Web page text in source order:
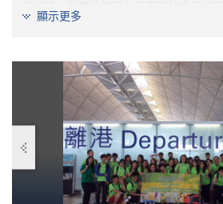
鹽業、乳品廠、茶博物館外，更與國立
學生參觀了不同的食品生產線，了解更
如 ISO 9001 和 HACCP。此外，同學也
做一些傳統糕點，如鳳梨酥和太陽餅。
加深了 學生對台灣的飲食文化的認
學生十分珍惜與國立台灣海洋大學的講
學們有機會和國立台灣海洋大學副校長
龔教授和食品科學系同學交流聊天，討
技術的發展。此外，食品科學系的學術
學製作自己的罐頭，令我們的同學親身
顯示更多